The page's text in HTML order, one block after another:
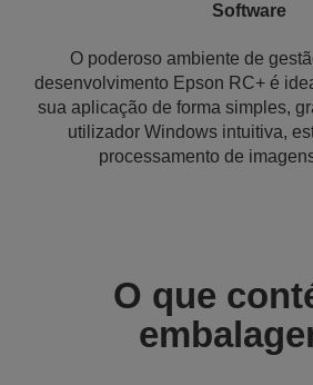
Software
O poderoso ambiente de
desenvolvimento Epson RC+ é
sua aplicação de forma simples,
utilizador Windows intuitiva,
processamento de
O que